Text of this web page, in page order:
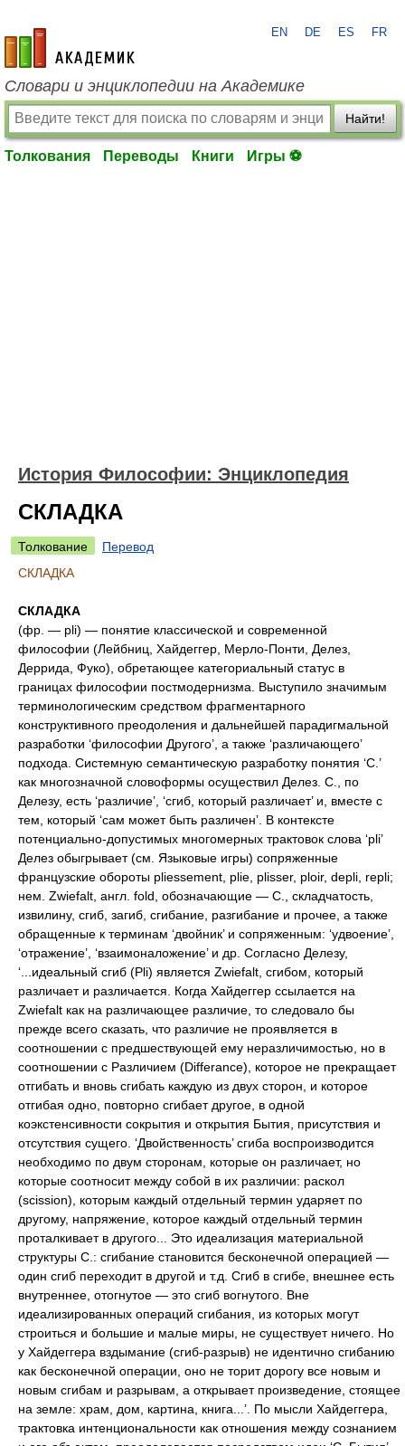
academic.ru
EN DE ES FR
Словари и энциклопедии на Академике
Найти!
Толкования Переводы Книги Игры ⚽
История Философии: Энциклопедия
СКЛАДКА
Толкование
Перевод
СКЛАДКА
СКЛАДКА
(фр. — pli) — понятие классической и современной
философии (Лейбниц, Хайдеггер, Мерло-Понти, Делез,
Деррида, Фуко), обретающее категориальный статус в
границах философии постмодернизма. Выступило значимым
терминологическим средством фрагментарного
конструктивного преодоления и дальнейшей парадигмальной
разработки ‘философии Другого’, а также ‘различающего’
подхода. Системную семантическую разработку понятия ‘С.’
как многозначной словоформы осуществил Делез. С., по
Делезу, есть ‘различие’, ‘сгиб, который различает’ и, вместе с
тем, который ‘сам может быть различен’. В контексте
потенциально-допустимых многомерных трактовок слова ‘pli’
Делез обыгрывает (см. Языковые игры) сопряженные
французские обороты pliessement, plie, plisser, ploir, depli, repli;
нем. Zwiefalt, англ. fold, обозначающие — С., складчатость,
извилину, сгиб, загиб, сгибание, разгибание и прочее, а также
обращенные к терминам ‘двойник’ и сопряженным: ‘удвоение’,
‘отражение’, ‘взаимоналожение’ и др. Согласно Делезу,
‘...идеальный сгиб (Pli) является Zwiefalt, сгибом, который
различает и различается. Когда Хайдеггер ссылается на
Zwiefalt как на различающее различие, то следовало бы
прежде всего сказать, что различие не проявляется в
соотношении с предшествующей ему неразличимостью, но в
соотношении с Различием (Differance), которое не прекращает
отгибать и вновь сгибать каждую из двух сторон, и которое
отгибая одно, повторно сгибает другое, в одной
коэкстенсивности сокрытия и открытия Бытия, присутствия и
отсутствия сущего. ‘Двойственность’ сгиба воспроизводится
необходимо по двум сторонам, которые он различает, но
которые соотносит между собой в их различии: раскол
(scission), которым каждый отдельный термин ударяет по
другому, напряжение, которое каждый отдельный термин
проталкивает в другого... Это идеализация материальной
структуры С.: сгибание становится бесконечной операцией —
один сгиб переходит в другой и т.д. Сгиб в сгибе, внешнее есть
внутреннее, отогнутое — это сгиб вогнутого. Вне
идеализированных операций сгибания, из которых могут
строиться и большие и малые миры, не существует ничего. Но
у Хайдеггера вздымание (сгиб-разрыв) не идентично сгибанию
как бесконечной операции, оно не торит дорогу все новым и
новым сгибам и разрывам, а открывает произведение, стоящее
на земле: храм, дом, картина, книга...’. По мысли Хайдеггера,
трактовка интенциональности как отношения между сознанием